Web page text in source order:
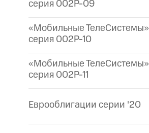
серия 002P-09
«Мобильные ТелеСистемы»
серия 002P-10
«Мобильные ТелеСистемы»
серия 002P-11
Еврооблигации серии '20